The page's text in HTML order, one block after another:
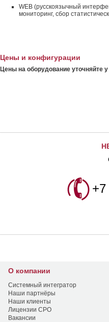
WEB (русскоязычный
мониторинг, сбор
Цены и конфигурации
Цены на оборудование уточняйте
+7
О компании
Системный интегратор
Наши партнёры
Наши клиенты
Лицензии СРО
Вакансии